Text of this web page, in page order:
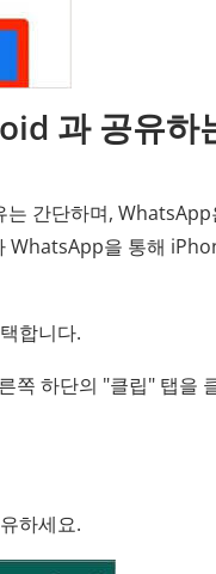
과 공유하
간단하며, WhatsApp
WhatsApp을 통해
합니다.
쪽 하단의 "클립" 탭을
하세요.